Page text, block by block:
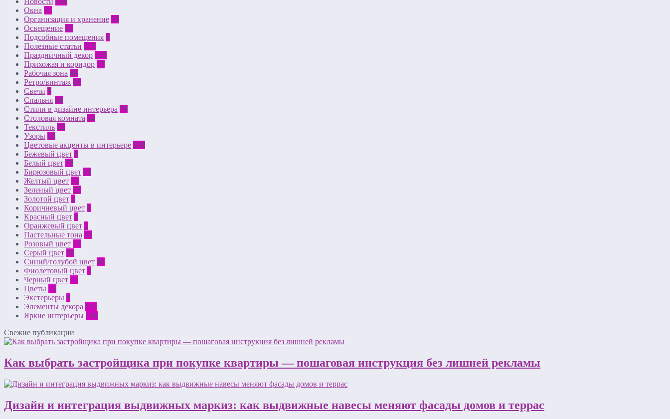
Окна 31
Организация и хранение 52
Освещение 20
Подсобные помещения 9
Полезные статьи 215
Праздничный декор 125
Прихожая и коридор 15
Рабочая зона 49
Ретро/винтаж 28
Свечи 5
Спальня 94
Стили в дизайне интерьера 79
Столовая комната 14
Текстиль 32
Узоры 28
Цветовые акценты в интерьере 308
Бежевый цвет 8
Белый цвет 70
Бирюзовый цвет 18
Желтый цвет 12
Зеленый цвет 23
Золотой цвет 4
Коричневый цвет 9
Красный цвет 9
Оранжевый цвет 2
Пастельные тона 32
Розовый цвет 17
Серый цвет 18
Синий/голубой цвет 46
Фиолетовый цвет 5
Черный цвет 42
Цветы 23
Экстерьеры 9
Элементы декора 115
Яркие интерьеры 108
Свежие публикации
Как выбрать застройщика при покупке квартиры — пошаговая инструкция без лишней рекламы
Дизайн и интеграция выдвижных маркиз: как выдвижные навесы меняют фасады домов и террас